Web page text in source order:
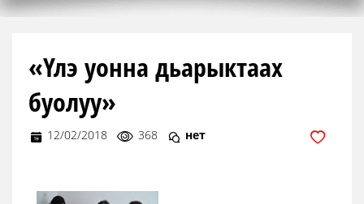
«Үлэ уонна дьарыктаах
буолуу»
12/02/2018 368 нет